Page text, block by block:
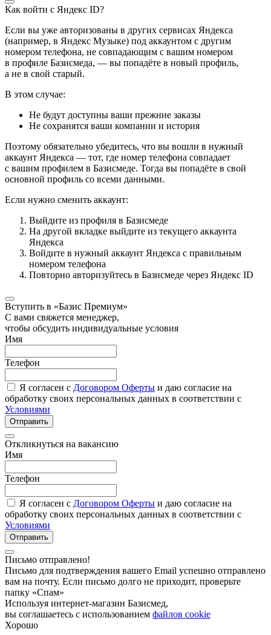
Как войти с Яндекс ID?
Если вы уже авторизованы в других сервисах Яндекса
(например, в Яндекс Музыке) под аккаунтом с другим
номером телефона, не совпадающим с вашим номером
в профиле Базисмеда, — вы попадёте в новый профиль,
а не в свой старый.
В этом случае:
Не будут доступны ваши прежние заказы
Не сохранятся ваши компании и история
Поэтому обязательно убедитесь, что вы вошли в нужный
аккаунт Яндекса — тот, где номер телефона совпадает
с вашим профилем в Базисмеде. Тогда вы попадёте в свой
основной профиль со всеми данными.
Если нужно сменить аккаунт:
Выйдите из профиля в Базисмеде
На другой вкладке выйдите из текущего аккаунта
Яндекса
Войдите в нужный аккаунт Яндекса с правильным
номером телефона
Повторно авторизуйтесь в Базисмеде через Яндекс ID
Вступить в «Базис Премиум»
С вами свяжется менеджер,
чтобы обсудить индивидуальные условия
Имя
Телефон
Я согласен с Договором Оферты и даю согласие на
обработку своих персональных данных в соответствии с
Условиями
Отправить
Откликнуться на вакансию
Имя
Телефон
Я согласен с Договором Оферты и даю согласие на
обработку своих персональных данных в соответствии с
Условиями
Отправить
Письмо отправлено!
Письмо для подтверждения вашего Email успешно отправлено
вам на почту. Если письмо долго не приходит, проверьте
папку «Спам»
Используя интернет-магазин Базисмед,
вы соглашаетесь с использованием файлов cookie
Хорошо